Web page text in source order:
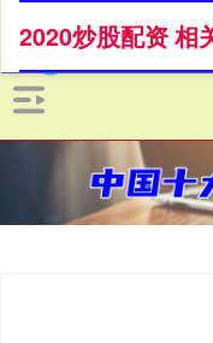
2020炒股配资 相